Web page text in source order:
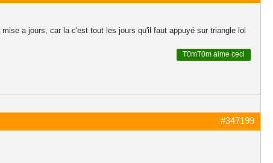
a jours, car la c'est tout les jours qu'il faut appuyé sur triangle lol
T0mT0m aime ceci
#347199